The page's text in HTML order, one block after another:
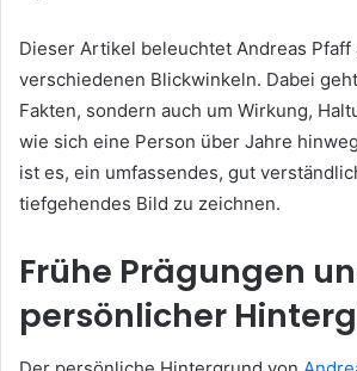
Dieser Artikel beleuchtet Andreas Pfaff
verschiedenen Blickwinkeln. Dabei
Fakten, sondern auch um Wirkung,
wie sich eine Person über Jahre
ist es, ein umfassendes, gut
tiefgehendes Bild zu zeichnen.
Frühe Prägungen
persönlicher